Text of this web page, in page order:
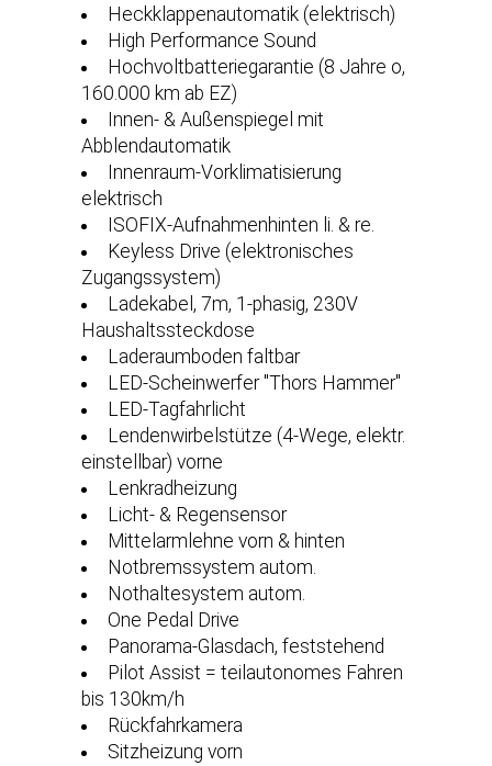
Heckklappenautomatik (elektrisch)
High Performance Sound
Hochvoltbatteriegarantie (8 Jahre o,
160.000 km ab EZ)
Innen- & Außenspiegel mit
Abblendautomatik
Innenraum-Vorklimatisierung
elektrisch
ISOFIX-Aufnahmenhinten li. & re.
Keyless Drive (elektronisches
Zugangssystem)
Ladekabel, 7m, 1-phasig, 230V
Haushaltssteckdose
Laderaumboden faltbar
LED-Scheinwerfer ''Thors Hammer''
LED-Tagfahrlicht
Lendenwirbelstütze (4-Wege, elektr.
einstellbar) vorne
Lenkradheizung
Licht- & Regensensor
Mittelarmlehne vorn & hinten
Notbremssystem autom.
Nothaltesystem autom.
One Pedal Drive
Panorama-Glasdach, feststehend
Pilot Assist = teilautonomes Fahren
bis 130km/h
Rückfahrkamera
Sitzheizung vorn